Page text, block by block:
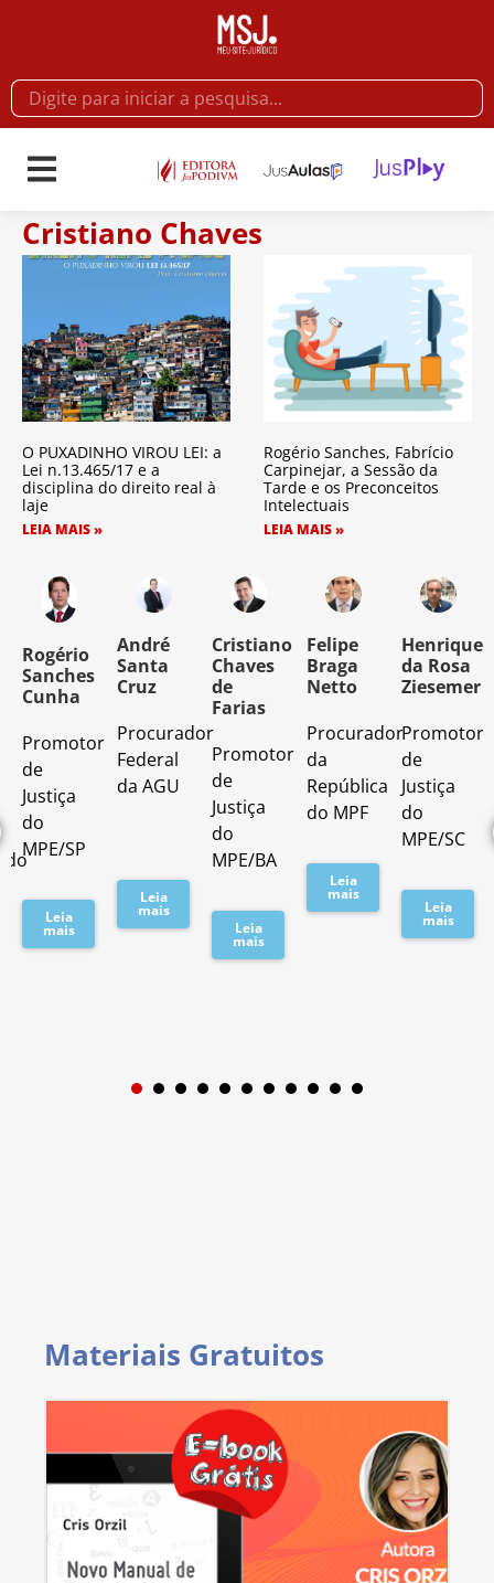
Cristiano Chaves
O PUXADINHO VIROU LEI: a
Lei n.13.465/17 e a
disciplina do direito real à
laje
LEIA MAIS »
Rogério Sanches, Fabrício
Carpinejar, a Sessão da
Tarde e os Preconceitos
Intelectuais
LEIA MAIS »
Rogério
Sanches
Cunha
Promotor
de
Justiça
do
MPE/SP
Leia
mais
André
Santa
Cruz
Procurador
Federal
da AGU
Leia
mais
Cristiano
Chaves
de
Farias
Promotor
de
Justiça
do
MPE/BA
Leia
mais
Felipe
Braga
Netto
Procurador
da
República
do MPF
Leia
mais
Henrique
da Rosa
Ziesemer
Promotor
de
Justiça
do
MPE/SC
Leia
mais
1 2 3
Materiais Gratuitos